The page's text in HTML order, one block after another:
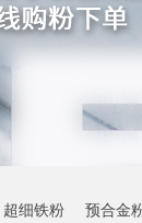
超细铁粉 预合金